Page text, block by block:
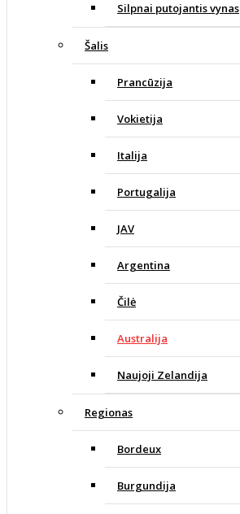
Silpnai putojantis vynas
Šalis
Prancūzija
Vokietija
Italija
Portugalija
JAV
Argentina
Čilė
Australija
Naujoji Zelandija
Regionas
Bordeux
Burgundija